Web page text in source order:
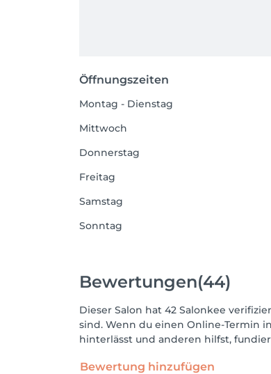
Öffnungszeiten
Montag - Dienstag
Mittwoch
Donnerstag
Freitag
Samstag
Sonntag
Bewertungen(44)
Dieser Salon hat 42 Salonkee
sind. Wenn du einen Online-Termin
hinterlässt und anderen hilfst,
Bewertung hinzufügen